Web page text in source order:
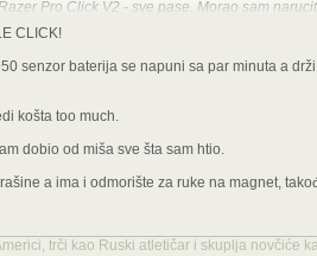
Pro Click V2 - sve pase. Morao sam
CLICK!
senzor baterija se napuni sa par minuta a
košta too much.
dobio od miša sve šta sam htio.
a ima i odmorište za ruke na magnet,
trči kao Ruski atletičar i skuplja novčiće